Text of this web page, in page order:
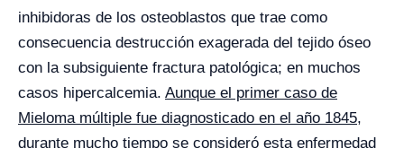
inhibidoras de los osteoblastos que trae como
consecuencia destrucción exagerada del tejido óseo
con la subsiguiente fractura patológica; en muchos
casos hipercalcemia. Aunque el primer caso de
Mieloma múltiple fue diagnosticado en el año 1845,
durante mucho tiempo se consideró esta enfermedad